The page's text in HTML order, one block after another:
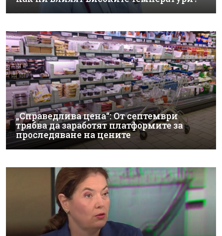
„Справедлива цена“: От септември
трябва да заработят платформите за
проследяване на цените